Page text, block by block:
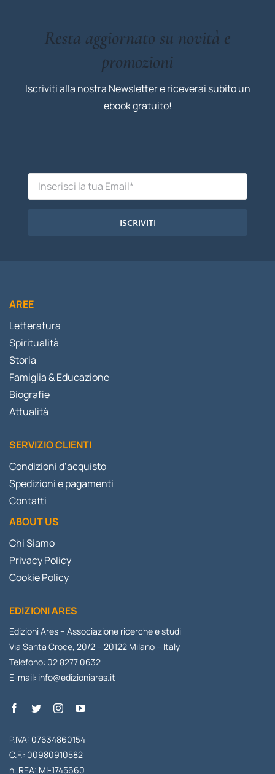
Resta aggiornato su novità e
promozioni
Iscriviti alla nostra Newsletter e riceverai subito un
ebook gratuito!
ISCRIVITI
AREE
Letteratura
Spiritualità
Storia
Famiglia & Educazione
Biografie
Attualità
SERVIZIO CLIENTI
Condizioni d’acquisto
Spedizioni e pagamenti
Contatti
ABOUT US
Chi Siamo
Privacy Policy
Cookie Policy
EDIZIONI ARES
Edizioni Ares – Associazione ricerche e studi
Via Santa Croce, 20/2 – 20122 Milano – Italy
Telefono: 02 8277 0632
E-mail: info@edizioniares.it
P.IVA: 07634860154
C.F.: 00980910582
n. REA: MI-1745660